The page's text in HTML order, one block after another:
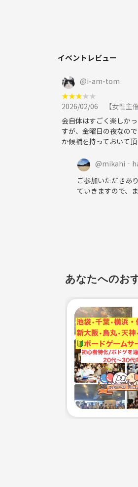
※上記行為が見られた場
みなさまが楽しく過ご
イベントレビュー
@i-am-tom
★★★★★
2026/02/06
【女性
会自体はすごく楽しか
すが、金曜日の夜なの
か候補を持っておいて頂
@
ご参加いただきあ
ていきますので、
あなたへのお